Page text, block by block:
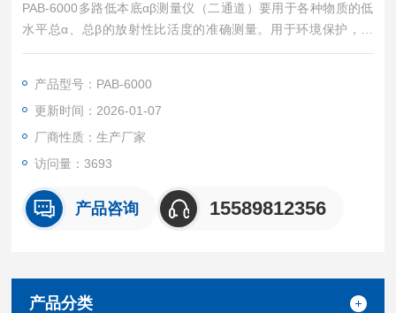
PAB-6000多路低本底αβ测量仪（二通道）要用于各种物质的低
水平总α、总β的放射性比活度的准确测量。用于环境保护，对
水、空气、土壤、建筑物中的放射性检测；用于卫生防疫，对饮
验，对花岗石、大理石、砂石、煤渣砖、矿渣砖等放射性检验；
用于核电及其他核设施排出物、大气、环境监测；其它还可用于
辐射防护、保健物理、生物医学研究、农学、考古、地质等。
产品型号：PAB-6000
更新时间：2026-01-07
厂商性质：生产厂家
访问量：3693
产品咨询 15589812356
产品分类